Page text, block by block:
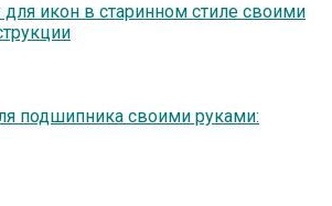
для икон в старинном стиле своими
подшипника своими руками: